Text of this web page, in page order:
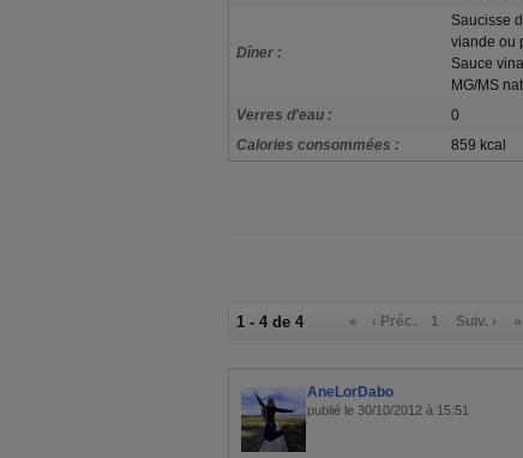
Dîner :
Saucisse
viande ou
Sauce
MG/MS
Verres d'eau :
0
Calories consommées :
859 kcal
1 - 4 de 4 « ‹ Préc. 1 Suiv. › »
AneLorDabo
publié le 30/10/2012 à 15:51